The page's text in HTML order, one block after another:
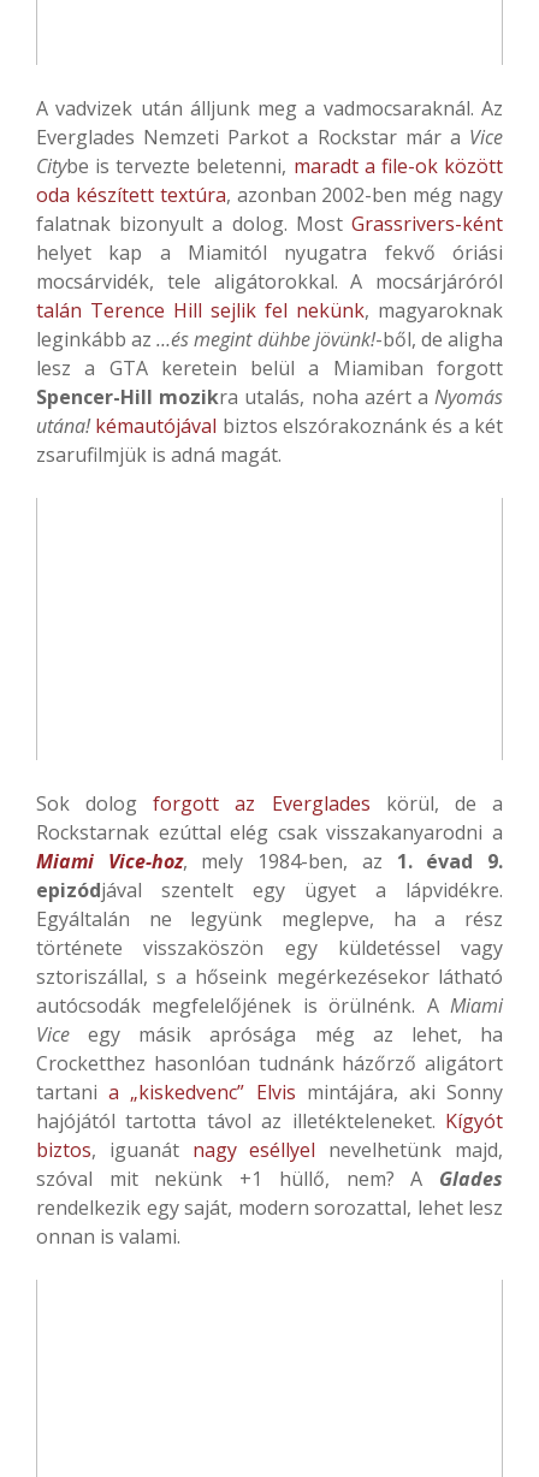
A vadvizek után álljunk meg a vadmocsaraknál. Az
Everglades Nemzeti Parkot a Rockstar már a Vice
Citybe is tervezte beletenni, maradt a file-ok között
oda készített textúra, azonban 2002-ben még nagy
falatnak bizonyult a dolog. Most Grassrivers-ként
helyet kap a Miamitól nyugatra fekvő óriási
mocsárvidék, tele aligátorokkal. A mocsárjáróról
talán Terence Hill sejlik fel nekünk, magyaroknak
leginkább az…és megint dühbe jövünk!-ből, de aligha
lesz a GTA keretein belül a Miamiban forgott
Spencer-Hill mozikra utalás, noha azért aNyomás
utána! kémautójával biztos elszórakoznánk és a két
zsarufilmjük is adná magát.
Sok dologforgott az Everglades körül, de a
Rockstarnak ezúttal elég csak visszakanyarodni a
Miami Vice-hoz, mely 1984-ben, az 1. évad 9.
epizódjával szentelt egy ügyet a lápvidékre.
Egyáltalán ne legyünk meglepve, ha a rész
története visszaköszön egy küldetéssel vagy
sztoriszállal, s a hőseink megérkezésekor látható
autócsodák megfelelőjének is örülnénk. A Miami
Vice egy másik aprósága még az lehet, ha
Crocketthez hasonlóan tudnánk házőrző aligátort
tartania „kiskedvenc” Elvis mintájára, aki Sonny
hajójától tartotta távol az illetékteleneket. Kígyót
biztos, iguanát nagy eséllyel nevelhetünk majd,
szóval mit nekünk +1 hüllő, nem? A Glades
rendelkezik egy saját, modern sorozattal, lehet lesz
onnan is valami.